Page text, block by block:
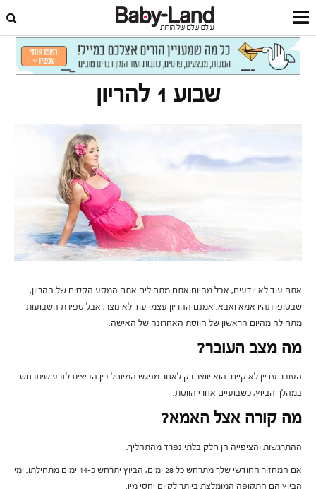
שבועות הריון
שבוע 1 להריון
אתם עוד לא יודעים, אבל מהיום אתם מתחילים אתם המסע הקסום של ההריון,
שבסופו תהיו אמא ואבא. אמנם ההריון עצמו עוד לא נוצר, אבל ספירת השבועות
מתחילה מהיום הראשון של הווסת האחרונה של האישה.
מה מצב העובר?
העובר עדיין לא קיים. הוא יווצר רק לאחר מפגש המיוחל בין הביצית לזרע שיתרחש
במהלך הביוץ, כשבועיים אחרי הווסת.
מה קורה אצל האמא?
ההתרגשות והציפייה הן חלק בלתי נפרד מהתהליך.
אם המחזור החודשי שלך מתרחש כל 28 ימים, הביוץ יתרחש כ-14 ימים מתחילתו. ימי
הביוץ הם התקופה המומלצת ביותר לקיום יחסי מין.